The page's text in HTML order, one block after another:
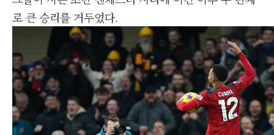
로 큰 승리를 거두었다.